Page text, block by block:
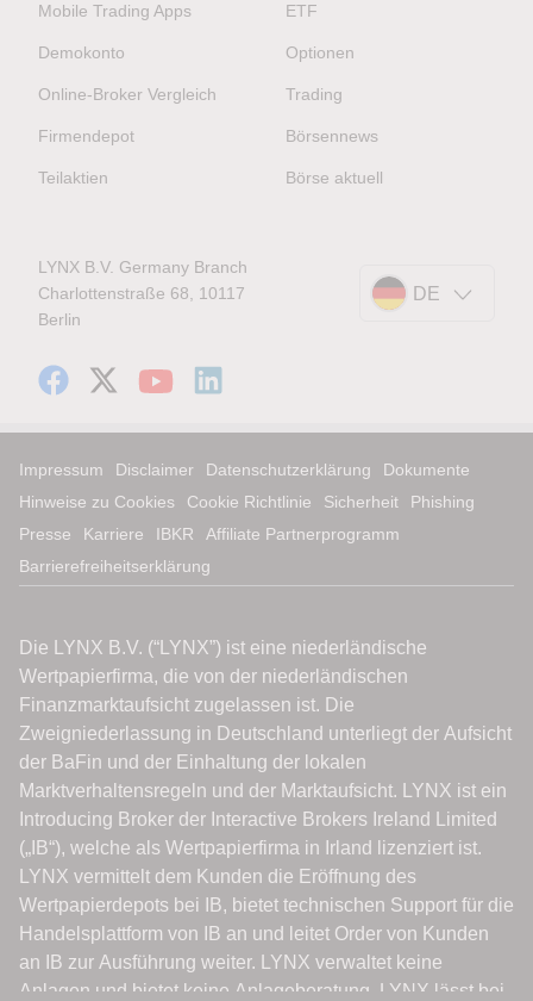
Mobile Trading Apps
Demokonto
Online-Broker Vergleich
Firmendepot
Teilaktien
ETF
Optionen
Trading
Börsennews
Börse aktuell
LYNX B.V. Germany Branch
Charlottenstraße 68, 10117
Berlin
DE
Impressum Disclaimer Datenschutzerklärung
Dokumente
Hinweise zu Cookies
Cookie Richtlinie Sicherheit
Phishing
Presse
Karriere IBKR
Affiliate Partnerprogramm
Barrierefreiheitserklärung